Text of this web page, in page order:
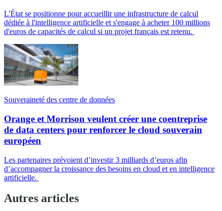
L'État se positionne pour accueillir une infrastructure de calcul
dédiée à l'intelligence artificielle et s'engage à acheter 100 millions
d'euros de capacités de calcul si un projet français est retenu.
Souveraineté des centre de données
Orange et Morrison veulent créer une coentreprise
de data centers pour renforcer le cloud souverain
européen
Les partenaires prévoient d’investir 3 milliards d’euros afin
d’accompagner la croissance des besoins en cloud et en intelligence
artificielle.
Autres articles